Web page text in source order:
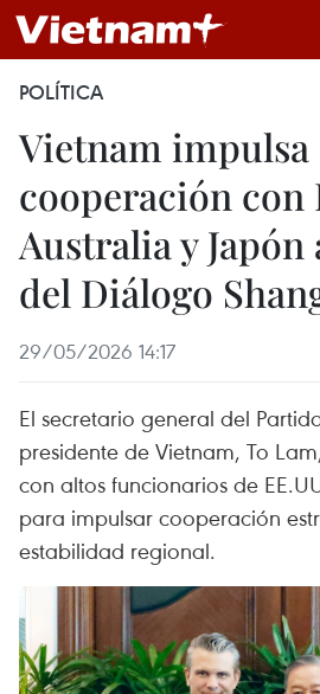
POLÍTICA
Vietnam impulsa
cooperación con
Australia y Japón
del Diálogo
29/05/2026 14:17
El secretario general del
presidente de Vietnam, To
con altos funcionarios de
para impulsar cooperación
estabilidad regional.